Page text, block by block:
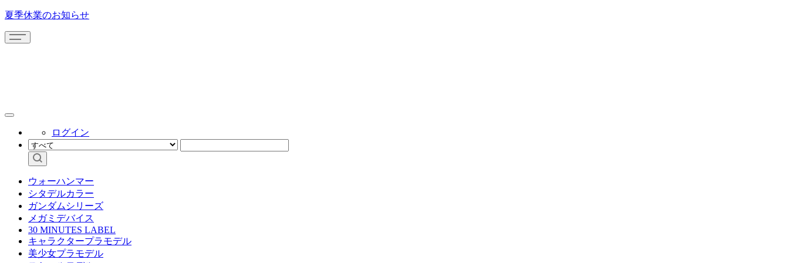
夏季休業のお知らせ
ログイン
ウォーハンマー
シタデルカラー
ガンダムシリーズ
メガミデバイス
30 MINUTES LABEL
キャラクタープラモデル
美少女プラモデル